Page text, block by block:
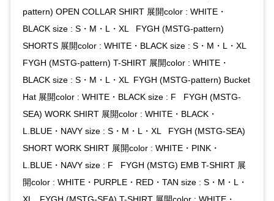
pattern) OPEN COLLAR SHIRT 展開color : WHITE・
BLACK size : S・M・L・XL FYGH (MSTG-pattern)
SHORTS 展開color : WHITE・BLACK size : S・M・L・XL
FYGH (MSTG-pattern) T-SHIRT 展開color : WHITE・
BLACK size : S・M・L・XL FYGH (MSTG-pattern) Bucket
Hat 展開color : WHITE・BLACK size : F FYGH (MSTG-
SEA) WORK SHIRT 展開color : WHITE・BLACK・
L.BLUE・NAVY size : S・M・L・XL FYGH (MSTG-SEA)
SHORT WORK SHIRT 展開color : WHITE・PINK・
L.BLUE・NAVY size : F FYGH (MSTG) EMB T-SHIRT 展
開color : WHITE・PURPLE・RED・TAN size : S・M・L・
XL FYGH (MSTG-SEA) T-SHIRT 展開color : WHITE・